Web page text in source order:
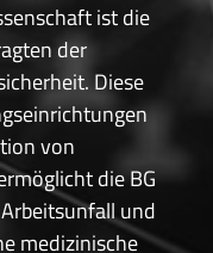
ist die
der
Diese
von
die BG
und
medizinische